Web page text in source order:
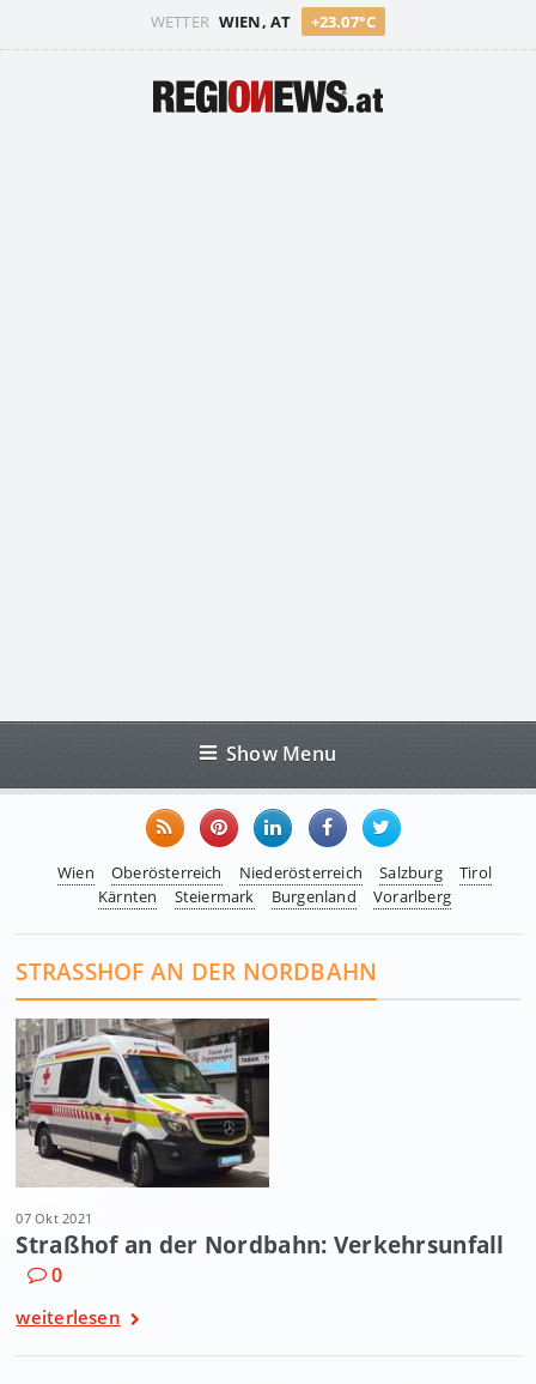
WETTER WIEN, AT +23.07°C
Show Menu
Wien Oberösterreich Niederösterreich Salzburg
Tirol
Kärnten
Steiermark Burgenland Vorarlberg
STRASSHOF AN DER NORDBAHN
07 Okt 2021
Straßhof an der Nordbahn: Verkehrsunfall
0
weiterlesen